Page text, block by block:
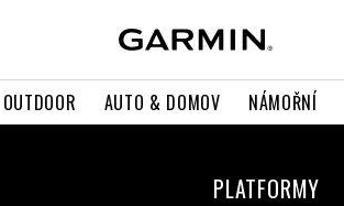
OUTDOOR AUTO & DOMOV NÁMOŘNÍ
PLATFORMY